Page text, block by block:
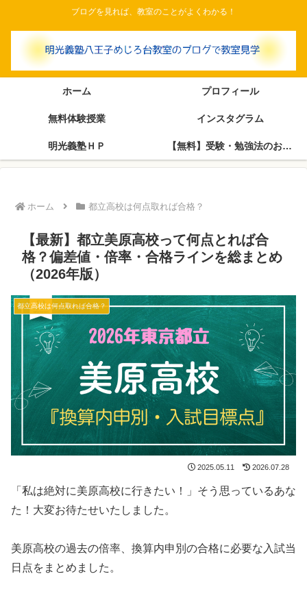
ブログを見れば、教室のことがよくわかる！
ホーム プロフィール
無料体験授業 インスタグラム
明光義塾ＨＰ 【無料】受験・勉強法のお悩み相談室（塾長がブログで回答します）
ホーム 都立高校は何点取れば合格？
【最新】都立美原高校って何点とれば合
格？偏差値・倍率・合格ラインを総まとめ
（2026年版）
都立高校は何点取れば合格？
2025.05.11 2026.07.28
「私は絶対に美原高校に行きたい！」そう思っているあな
た！大変お待たせいたしました。
美原高校の過去の倍率、換算内申別の合格に必要な入試当
日点をまとめました。